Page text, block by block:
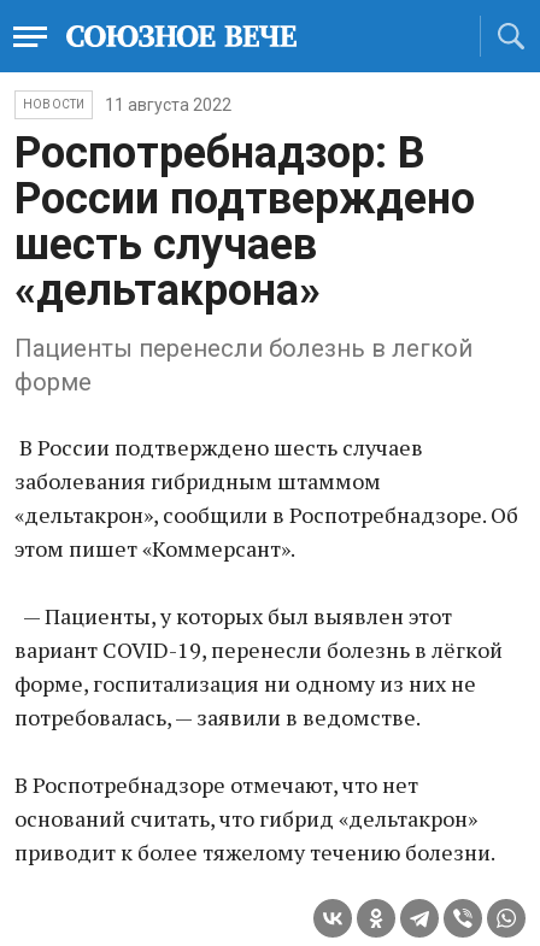
НОВОСТИ 11 августа 2022
Роспотребнадзор: В
России подтверждено
шесть случаев
«дельтакрона»
Пациенты перенесли болезнь в легкой
форме
В России подтверждено шесть случаев
заболевания гибридным штаммом
«дельтакрон», сообщили в Роспотребнадзоре. Об
этом пишет «Коммерсант».
— Пациенты, у которых был выявлен этот
вариант COVID-19, перенесли болезнь в лёгкой
форме, госпитализация ни одному из них не
потребовалась, — заявили в ведомстве.
В Роспотребнадзоре отмечают, что нет
оснований считать, что гибрид «дельтакрон»
приводит к более тяжелому течению болезни.